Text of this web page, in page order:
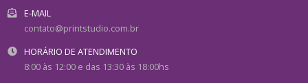
E-MAIL
contato@printstudio.com.br
HORÁRIO DE ATENDIMENTO
8:00 às 12:00 e das 13:30 às 18:00hs